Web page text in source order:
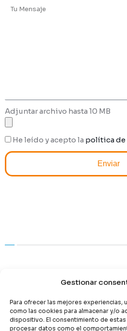
Gestionar
Para ofrecer las mejores experiencias,
como las cookies para almacenar y/o
dispositivo. El consentimiento de
procesar datos como el
Adjuntar archivo hasta 10 MB
He leído y acepto la política de
Enviar
Catalunya
Etiquetes: Fora de termini